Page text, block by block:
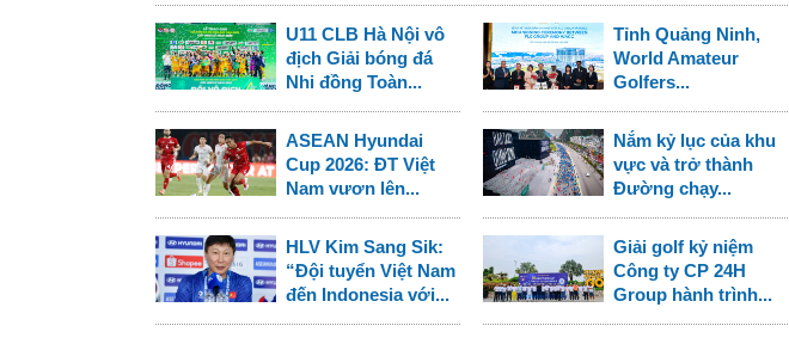
U11 CLB Hà Nội vô
địch Giải bóng đá
Nhi đồng Toàn...
ASEAN Hyundai
Cup 2026: ĐT Việt
Nam vươn lên...
HLV Kim Sang Sik:
“Đội tuyển Việt Nam
đến Indonesia với...
Tỉnh Quảng Ninh,
World Amateur
Golfers...
Nắm kỷ lục của khu
vực và trở thành
Đường chạy...
Giải golf kỷ niệm
Công ty CP 24H
Group hành trình...